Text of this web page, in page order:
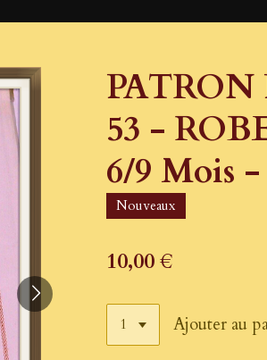
PATRON
53 -
6/9 Mois
Nouveaux
10,00 €
Ajouter au